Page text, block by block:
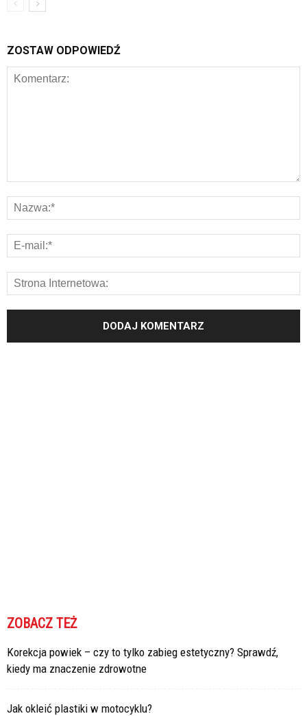
ZOSTAW ODPOWIEDŹ
ZOBACZ TEŻ
Korekcja powiek – czy to tylko zabieg estetyczny? Sprawdź,
kiedy ma znaczenie zdrowotne
Jak okleić plastiki w motocyklu?